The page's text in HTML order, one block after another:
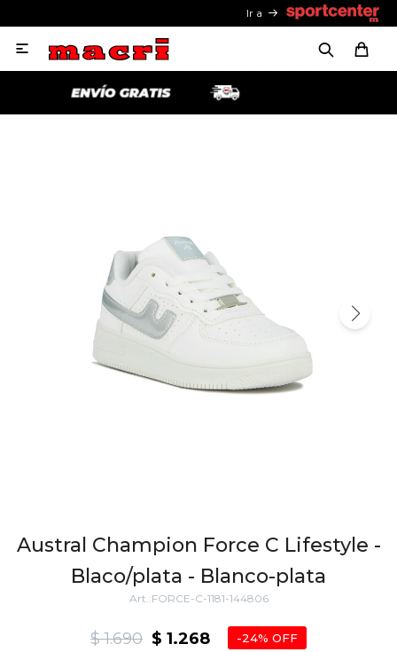
Ir a

Austral Champion Force C Lifestyle -
Blaco/plata - Blanco-plata
FORCE-C-1181-144806
$ 1.268
$ 1.690 24